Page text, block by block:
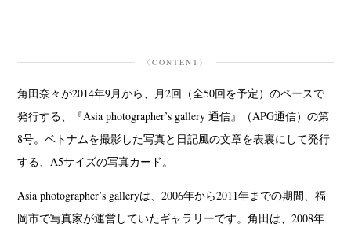
〈CONTENT〉
角田奈々が2014年9月から、月2回（全50回を予定）のペースで
発行する、『Asia photographer’s gallery 通信』（APG通信）の第
8号。ベトナムを撮影した写真と日記風の文章を表裏にして発行
する、A5サイズの写真カード。
Asia photographer’s galleryは、2006年から2011年までの期間、福
岡市で写真家が運営していたギャラリーです。角田は、2008年